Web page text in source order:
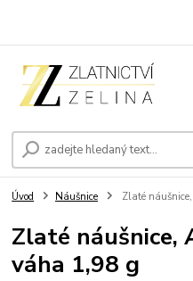
Úvod Náušnice Zlaté
Zlaté náušnice,
váha 1,98 g